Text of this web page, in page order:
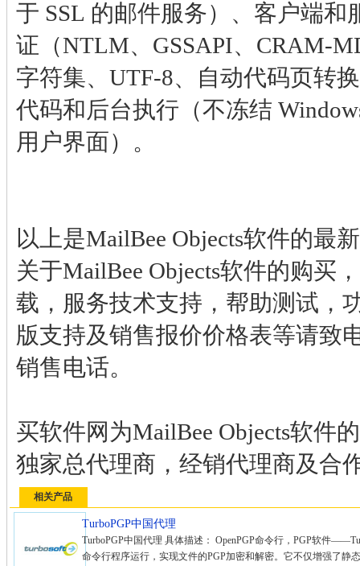
于 SSL 的邮件服务）、客户端和
证（NTLM、GSSAPI、CRAM-
字符集、UTF-8、自动代码页转
代码和后台执行（不冻结
用户界面）。
以上是MailBee Objects软件的最
关于MailBee Objects软件的购买
载，服务技术支持，帮助测试，
版支持及销售报价价格表等请致
销售电话。
买软件网为MailBee Objects软件
独家总代理商，经销代理商及合
相关产品
TurboPGP中国代理
TurboPGP中国代理 具体描述： OpenPGP命令行，PGP软件
命令行程序运行，实现文件的PGP加密和解密。它不仅增强了静